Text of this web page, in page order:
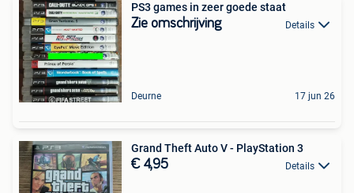
PS3 games in zeer goede staat
Zie omschrijving Details
Deurne 17 jun 26
Grand Theft Auto V - PlayStation 3
€ 4,95 Details